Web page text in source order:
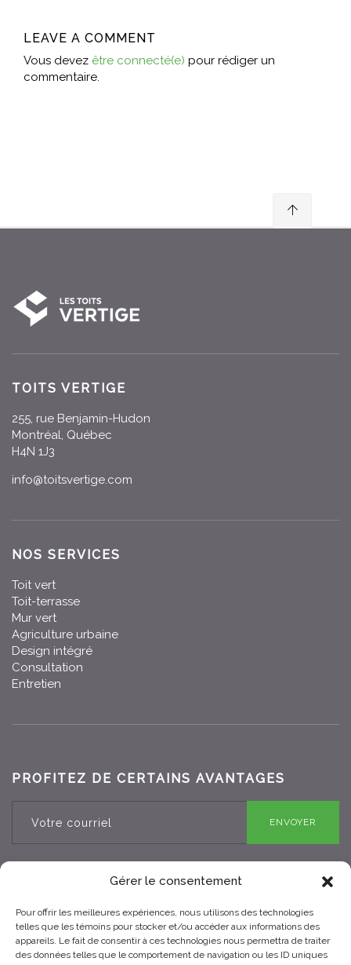
Gérer le consentement
Pour offrir les meilleures expériences, nous utilisons des technologies
telles que les témoins pour stocker et/ou accéder aux informations des
appareils. Le fait de consentir à ces technologies nous permettra de traiter
des données telles que le comportement de navigation ou les ID uniques
LEAVE A COMMENT
Vous devez être connecté(e) pour rédiger un
commentaire.
TOITS VERTIGE
255, rue Benjamin-Hudon
Montréal, Québec
H4N 1J3
info@toitsvertige.com
NOS SERVICES
Toit vert
Toit-terrasse
Mur vert
Agriculture urbaine
Design intégré
Consultation
Entretien
PROFITEZ DE CERTAINS AVANTAGES
ENVOYER
RBQ 8330-0970-25